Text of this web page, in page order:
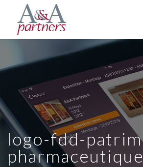
logo-fdd-
pharmaceutique